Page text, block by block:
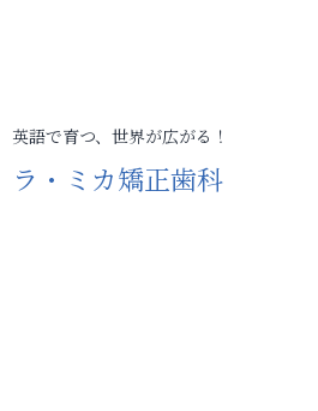
英語で育つ、世界が広がる！
ラ・ミカ矯正歯科